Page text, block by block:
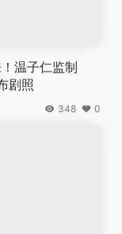
温子仁监制
剧照
348 0